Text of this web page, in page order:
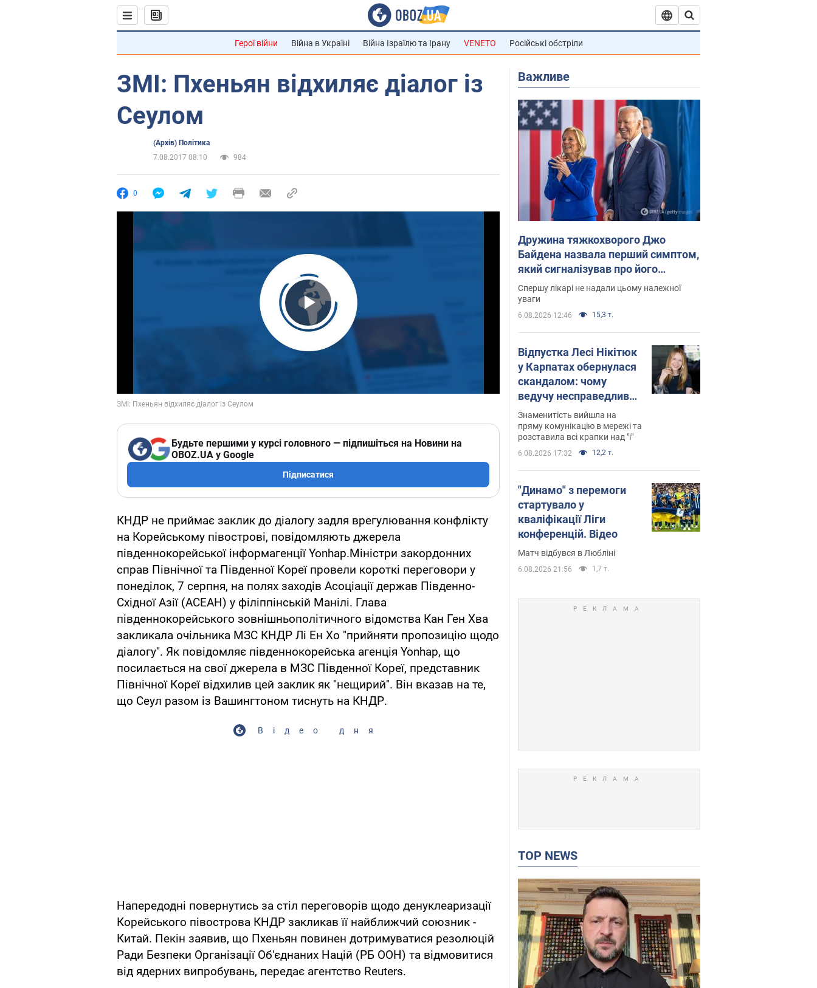
Герої війни Війна в Україні Війна Ізраїлю та Ірану VENETO Російські обстріли
ЗМІ: Пхеньян відхиляє діалог із
Сеулом
(Архів) Політика
7.08.2017 08:10
984
0
Play Video
Будьте першими у курсі головного — підпишіться на Новини на
OBOZ.UA у Google
Підписатися
КНДР не приймає заклик до діалогу задля врегулювання конфлікту
на Корейському півострові, повідомляють джерела
південнокорейської інформагенції Yonhap.Міністри закордонних
справ Північної та Південної Кореї провели короткі переговори у
понеділок, 7 серпня, на полях заходів Асоціації держав Південно-
Східної Азії (АСЕАН) у філіппінській Манілі. Глава
південнокорейського зовнішньополітичного відомства Кан Ген Хва
закликала очільника МЗС КНДР Лі Ен Хо "прийняти пропозицію щодо
діалогу". Як повідомляє південнокорейська агенція Yonhap, що
посилається на свої джерела в МЗС Південної Кореї, представник
Північної Кореї відхилив цей заклик як "нещирий". Він вказав на те,
що Сеул разом із Вашингтоном тиснуть на КНДР.
Відео дня
Напередодні повернутись за стіл переговорів щодо денуклеаризації
Корейського півострова КНДР закликав її найближчий союзник -
Китай. Пекін заявив, що Пхеньян повинен дотримуватися резолюцій
Ради Безпеки Організації Об'єднаних Націй (РБ ООН) та відмовитися
від ядерних випробувань, передає агентство Reuters.
Важливе
Дружина тяжкохворого Джо
Байдена назвала перший симптом,
який сигналізував про його
"агресивний" рак
Спершу лікарі не надали цьому належної
уваги
6.08.2026 12:46 15,3 т.
Відпустка Лесі Нікітюк
у Карпатах обернулася
скандалом: чому
ведучу несправедливо
захейтили
Знаменитість вийшла на
пряму комунікацію в мережі та
розставила всі крапки над "і"
6.08.2026 17:32 12,2 т.
"Динамо" з перемоги
стартувало у
кваліфікації Ліги
конференцій. Відео
Матч відбувся в Любліні
6.08.2026 21:56 1,7 т.
TOP NEWS